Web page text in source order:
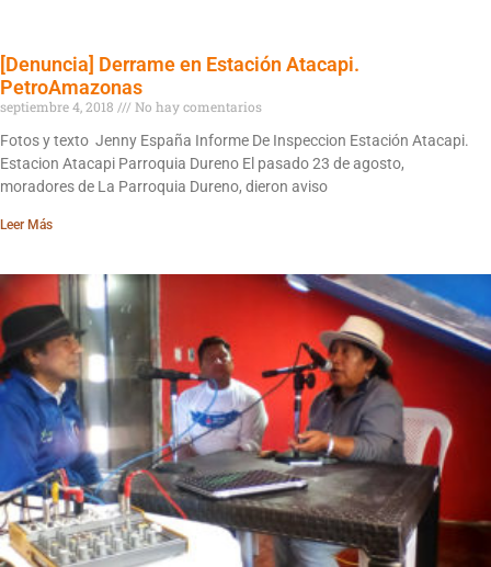
[Denuncia] Derrame en Estación Atacapi.
PetroAmazonas
septiembre 4, 2018
No hay comentarios
Fotos y texto Jenny España Informe De Inspeccion Estación Atacapi.
Estacion Atacapi Parroquia Dureno El pasado 23 de agosto,
moradores de La Parroquia Dureno, dieron aviso
Leer Más